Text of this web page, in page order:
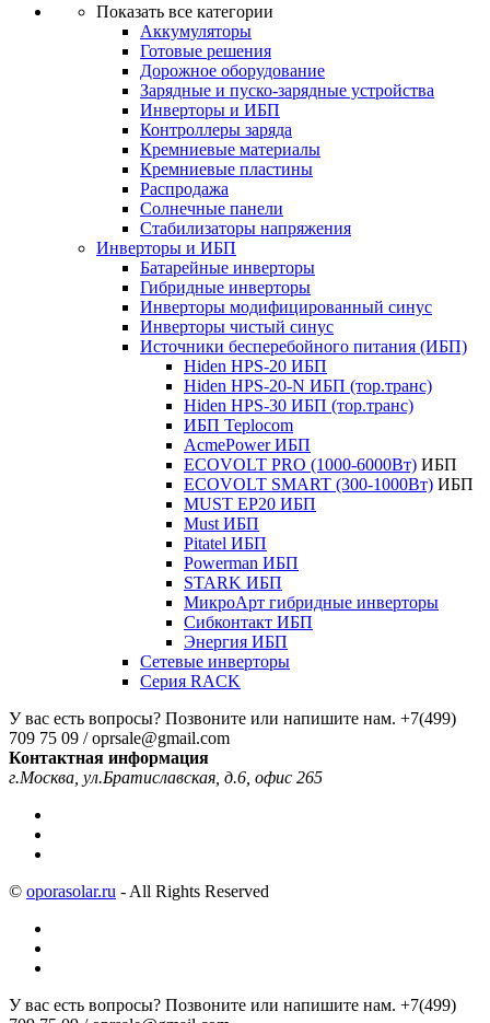
Показать все категории
Аккумуляторы
Готовые решения
Дорожное оборудование
Зарядные и пуско-зарядные устройства
Инверторы и ИБП
Контроллеры заряда
Кремниевые материалы
Кремниевые пластины
Распродажа
Солнечные панели
Стабилизаторы напряжения
Инверторы и ИБП
Батарейные инверторы
Гибридные инверторы
Инверторы модифицированный синус
Инверторы чистый синус
Источники бесперебойного питания (ИБП)
Hiden HPS-20 ИБП
Hiden HPS-20-N ИБП (тор.транс)
Hiden HPS-30 ИБП (тор.транс)
ИБП Teplocom
AcmePower ИБП
ECOVOLT PRO (1000-6000Вт) ИБП
ECOVOLT SMART (300-1000Вт) ИБП
MUST EP20 ИБП
Must ИБП
Pitatel ИБП
Powerman ИБП
STARK ИБП
МикроАрт гибридные инверторы
Сибконтакт ИБП
Энергия ИБП
Сетевые инверторы
Серия RACK
У вас есть вопросы? Позвоните или напишите нам. +7(499)
709 75 09 / oprsale@gmail.com
Контактная информация
г.Москва, ул.Братиславская, д.6, офис 265
© oporasolar.ru - All Rights Reserved
У вас есть вопросы? Позвоните или напишите нам. +7(499)